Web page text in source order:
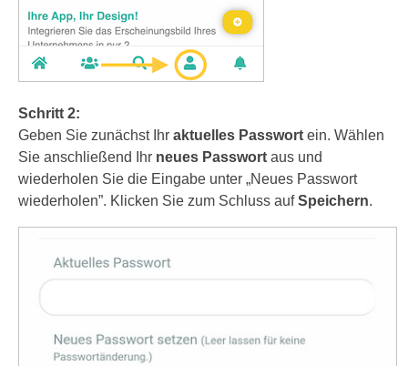
Schritt 2:
Geben Sie zunächst Ihr aktuelles Passwort ein. Wählen
Sie anschließend Ihr neues Passwort aus und
wiederholen Sie die Eingabe unter „Neues Passwort
wiederholen”. Klicken Sie zum Schluss aufSpeichern.